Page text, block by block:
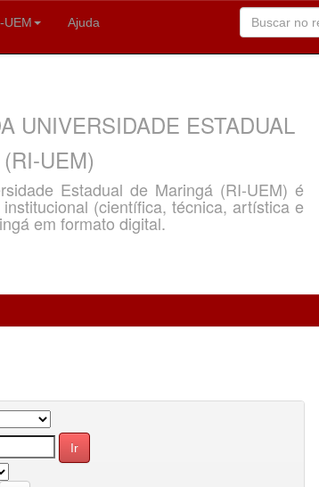
UEM Ajuda
UNIVERSIDADE ESTADUAL
UEM)
Estadual de Maringá (RI-UEM) é
(científica, técnica, artística e
em formato digital.